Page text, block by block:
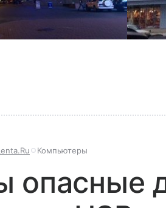
Компьютеры
опасные